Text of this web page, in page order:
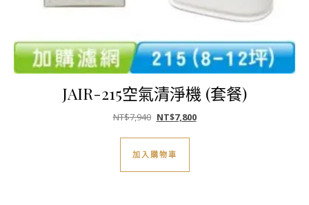
JAIR-215空氣清淨機 (套餐)
NT$7,940 原始價格：NT$7,940。
NT$7,800目前價格：NT$7,800。
加入購物車